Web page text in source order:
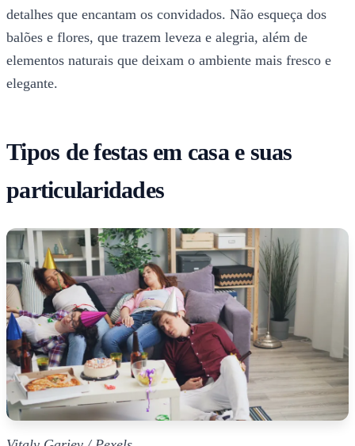
detalhes que encantam os convidados. Não esqueça dos
balões e flores, que trazem leveza e alegria, além de
elementos naturais que deixam o ambiente mais fresco e
elegante.
Tipos de festas em casa e suas
particularidades